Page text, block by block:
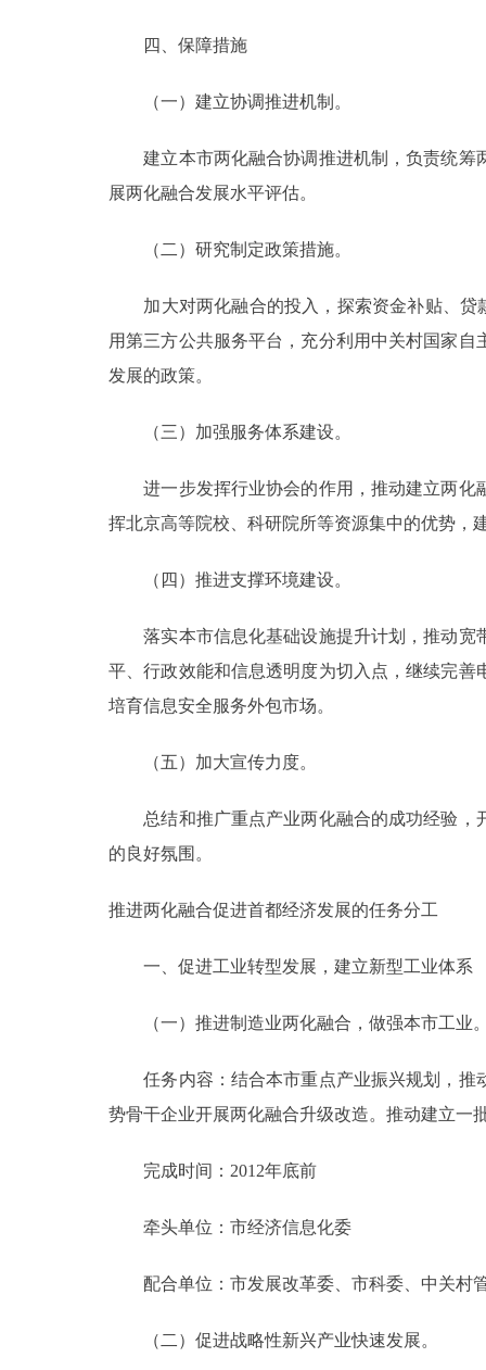
四、保障措施
（一）建立协调推进机制。
建立本市两化融合协调推进机制，负责统筹
展两化融合发展水平评估。
（二）研究制定政策措施。
加大对两化融合的投入，探索资金补贴、贷
用第三方公共服务平台，充分利用中关村国家
发展的政策。
（三）加强服务体系建设。
进一步发挥行业协会的作用，推动建立两化
挥北京高等院校、科研院所等资源集中的优势，
（四）推进支撑环境建设。
落实本市信息化基础设施提升计划，推动宽
平、行政效能和信息透明度为切入点，继续完
培育信息安全服务外包市场。
（五）加大宣传力度。
总结和推广重点产业两化融合的成功经验，
的良好氛围。
推进两化融合促进首都经济发展的任务分工
一、促进工业转型发展，建立新型工业体系
（一）推进制造业两化融合，做强本市工业
任务内容：结合本市重点产业振兴规划，推
势骨干企业开展两化融合升级改造。推动建立一
完成时间：2012年底前
牵头单位：市经济信息化委
配合单位：市发展改革委、市科委、中关村
（二）促进战略性新兴产业快速发展。